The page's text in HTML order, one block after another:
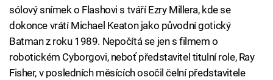
sólový snímek o Flashovi s tváří Ezry Millera, kde se
dokonce vrátí Michael Keaton jako původní gotický
Batman z roku 1989. Nepočítá se jen s filmem o
robotickém Cyborgovi, neboť představitel titulní role, Ray
Fisher, v posledních měsících osočil čelní představitele